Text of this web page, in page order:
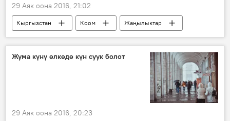
29 Аяк оона 2016, 21:02
Кыргызстан Коом
Жаңылыктар
Миграция
жардам
жүк
гуманитардык жардам
Жума күнү өлкөдө күн суук болот
29 Аяк оона 2016, 20:23